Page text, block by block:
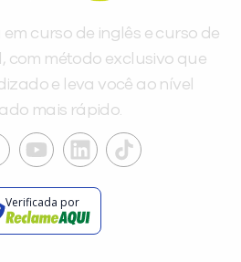
curso de inglês e curso de
com método exclusivo que
e leva você ao nível
mais rápido.
Verificada por